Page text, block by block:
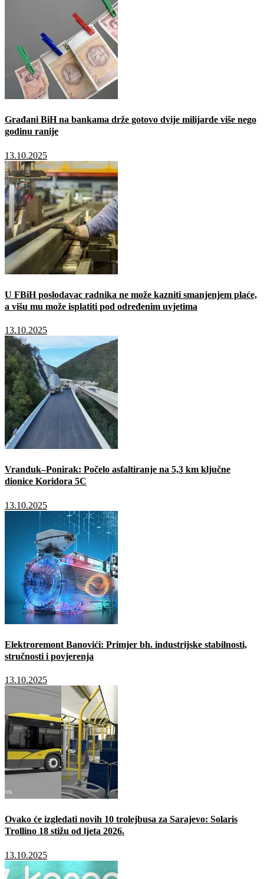
Građani BiH na bankama drže gotovo dvije milijarde više nego
godinu ranije
13.10.2025
U FBiH poslodavac radnika ne može kazniti smanjenjem plaće,
a višu mu može isplatiti pod određenim uvjetima
13.10.2025
Vranduk–Ponirak: Počelo asfaltiranje na 5,3 km ključne
dionice Koridora 5C
13.10.2025
Elektroremont Banovići: Primjer bh. industrijske stabilnosti,
stručnosti i povjerenja
13.10.2025
Ovako će izgledati novih 10 trolejbusa za Sarajevo: Solaris
Trollino 18 stižu od ljeta 2026.
13.10.2025